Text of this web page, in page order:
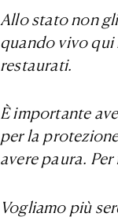
Allo stato non
quando vivo qui
restaurati.
È importante
per la
avere paura.
Vogliamo più